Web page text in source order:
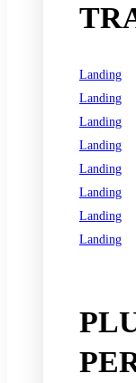
Landing
Landing
Landing
Landing
Landing
Landing
Landing
Landing